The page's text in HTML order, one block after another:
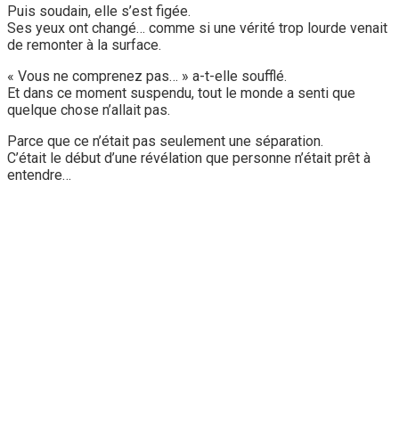
Puis soudain, elle s’est figée.
Ses yeux ont changé… comme si une vérité trop lourde venait
de remonter à la surface.
« Vous ne comprenez pas… » a-t-elle soufflé.
Et dans ce moment suspendu, tout le monde a senti que
quelque chose n’allait pas.
Parce que ce n’était pas seulement une séparation.
C’était le début d’une révélation que personne n’était prêt à
entendre…